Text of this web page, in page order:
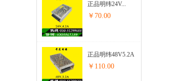
正品明纬24V...
￥70.00
正品明纬48V5.2A
开关电源步进...
￥110.00